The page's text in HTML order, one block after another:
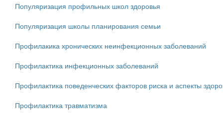
Популяризация профильных школ здоровья
Популяризация школы планирования семьи
Профилакика хронических неинфекционных заболеваний
Профилактика инфекционных заболеваний
Профилактика поведенческих факторов риска и аспекты
Профилактика травматизма